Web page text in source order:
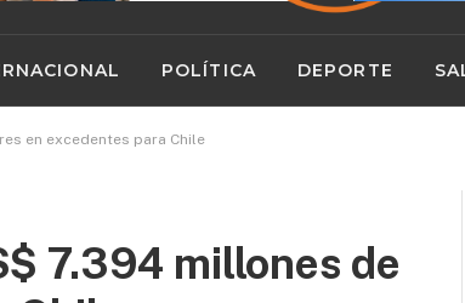
POLÍTICA DEPORTE
en excedentes para Chile
7.394 millones de